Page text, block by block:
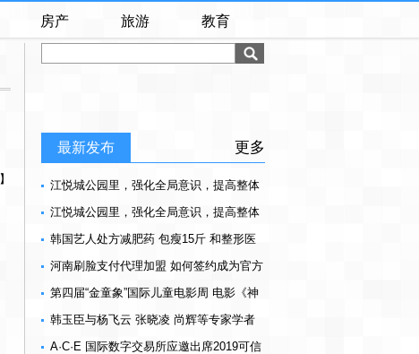
房产 旅游 教育
】
最新发布 更多
江悦城公园里，强化全局意识，提高整体
素质，为美好而来
江悦城公园里，强化全局意识，提高整体
素质，为美好而来
韩国艺人处方减肥药 包瘦15斤 和整形医
院合作供货
河南刷脸支付代理加盟 如何签约成为官方
服务商
第四届“金童象”国际儿童电影周 电影《神
犬出击》获奖
韩玉臣与杨飞云 张晓凌 尚辉等专家学者
在央视探讨世界艺术新风向
A·C·E 国际数字交易所应邀出席2019可信